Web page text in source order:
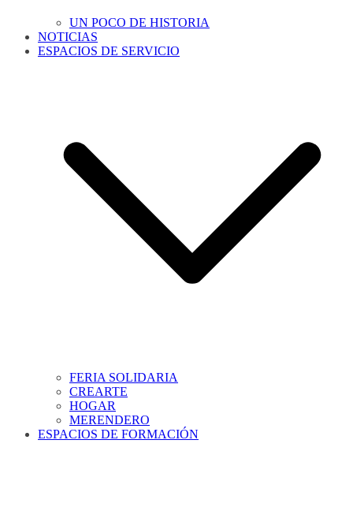
UN POCO DE HISTORIA
NOTICIAS
ESPACIOS DE SERVICIO
FERIA SOLIDARIA
CREARTE
HOGAR
MERENDERO
ESPACIOS DE FORMACIÓN